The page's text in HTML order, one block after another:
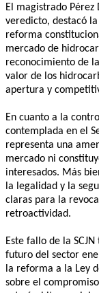
El magistrado Pérez
veredicto, destacó
reforma
mercado de
reconocimiento de
valor de los
apertura y
En cuanto a la
contemplada en el
representa una
mercado ni
interesados. Más
la legalidad y la
claras para la
retroactividad.
Este fallo de la
futuro del sector
la reforma a la Ley
sobre el